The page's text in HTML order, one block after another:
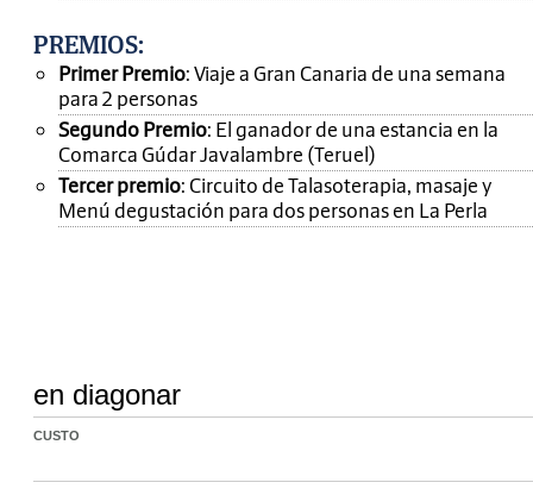
PREMIOS:
Primer Premio: Viaje a Gran Canaria de una semana
para 2 personas
Segundo Premio: El ganador de una estancia en la
Comarca Gúdar Javalambre (Teruel)
Tercer premio: Circuito de Talasoterapia, masaje y
Menú degustación para dos personas en La Perla
en diagonar
CUSTO